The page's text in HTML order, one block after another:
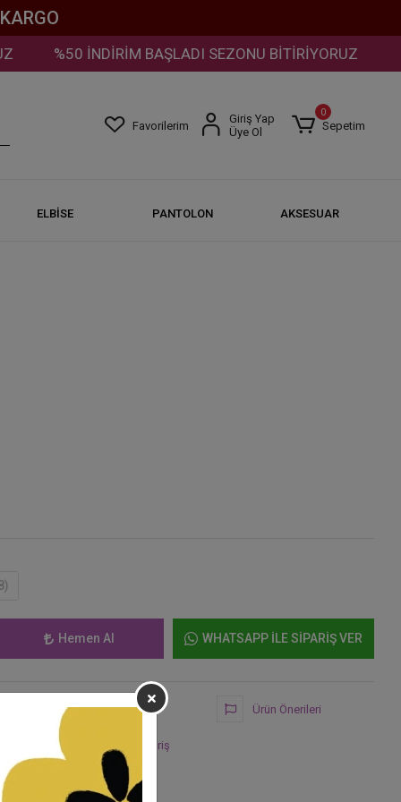
%50 İNDİRİM BAŞLADI SEZONU BİTİRİYORUZ
Favorilerim
Giriş Yap
Üye Ol
0
Sepetim
ELBİSE PANTOLON AKSESUAR
Hemen Al WHATSAPP İLE SİPARİŞ VER
Fiyat Alarmı
Telefonla Sipariş
Ürün Önerileri